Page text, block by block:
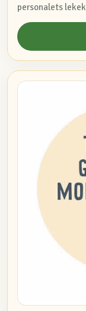
personalets